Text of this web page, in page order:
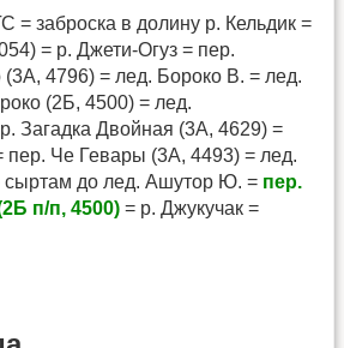
= заброска в долину р. Кельдик =
= р. Джети-Огуз = пер.
4796) = лед. Бороко В. = лед.
(2Б, 4500) = лед.
Загадка Двойная (3А, 4629) =
пер. Че Гевары (3А, 4493) = лед.
сыртам до лед. Ашутор Ю. = пер.
п/п, 4500) = р. Джукучак =